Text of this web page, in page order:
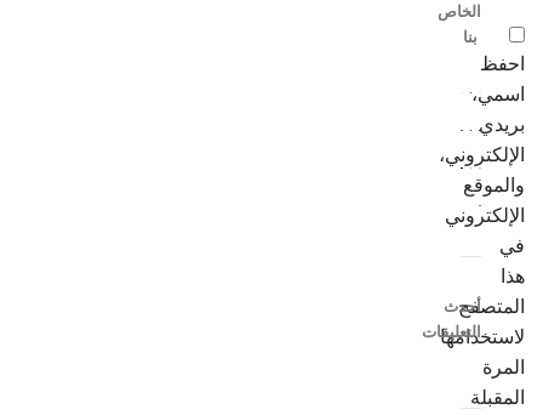
احفظ
اسمي،
بريدي
الإلكتروني،
والموقع
الإلكتروني
في
هذا
المتصفح
لاستخدامها
المرة
المقبلة
الخاص
بنا
أحدث
التعليقات